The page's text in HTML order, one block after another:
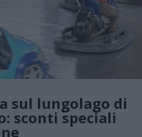
sul lungolago di
sconti speciali